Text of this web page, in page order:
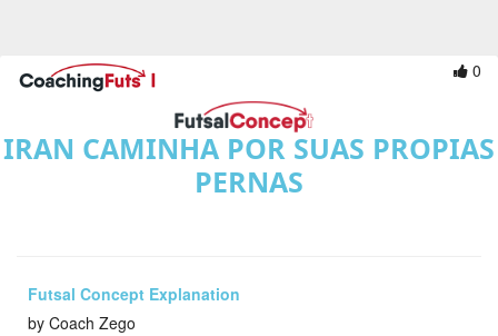
0
IRAN CAMINHA POR SUAS PROPIAS
PERNAS
Futsal Concept Explanation
by Coach Zego